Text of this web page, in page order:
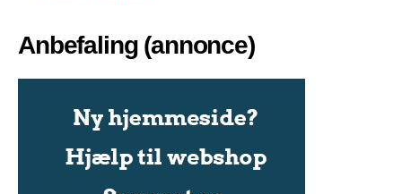
Anbefaling (annonce)